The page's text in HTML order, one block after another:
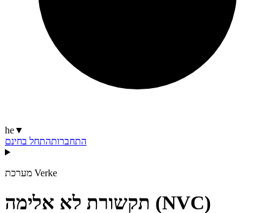
he▼
התחברותהתחל בחינם
מערכת Verke
תקשורת לא אלימה (NVC)